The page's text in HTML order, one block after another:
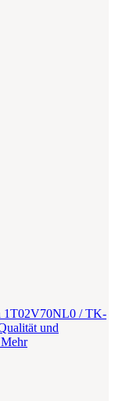
1T02V70NL0 / TK-
und
Mehr